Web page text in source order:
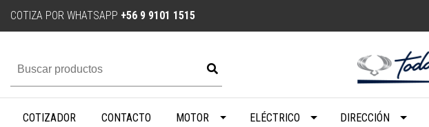
COTIZA POR WHATSAPP +56 9 9101 1515
COTIZADOR CONTACTO MOTOR ELÉCTRICO DIRECCIÓN